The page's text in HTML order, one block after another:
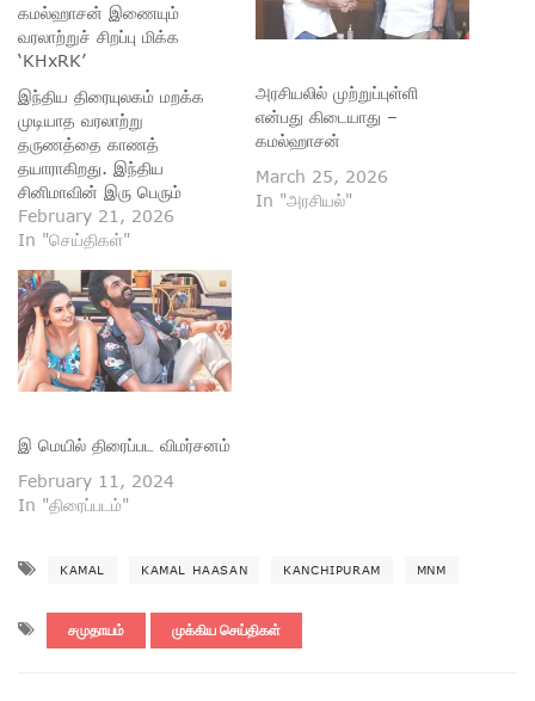
கமல்ஹாசன் இணையும்
வரலாற்றுச் சிறப்பு மிக்க
‘KHxRK’
இந்திய திரையுலகம் மறக்க
முடியாத வரலாற்று
தருணத்தை காணத்
தயாராகிறது. இந்திய
சினிமாவின் இரு பெரும்
நாயகர்கள் — ரஜினிகாந்த்
மற்றும் கமல்ஹாசன் — 47
ஒரே படத்தில் இணைகின்றனர்.
தற்காலிகமாக “KHxRK” எனப்
பெயரிடப்பட்டுள்ள இந்த
மாபெரும் திரைப்படம்,
ரசிகர்களுக்கு ஒருமுறை
1970களின் இறுதியில்
கடைசியாக இணைந்து நடித்த
இந்த இரு திரை
February 21, 2026
In "செய்திகள்"
அரசியலில் முற்றுப்புள்ளி
என்பது கிடையாது –
கமல்ஹாசன்
March 25, 2026
In "அரசியல்"
இ மெயில் திரைப்பட விமர்சனம்
February 11, 2024
In "திரைப்படம்"
KAMAL KAMAL HAASAN KANCHIPURAM MNM
சமுதாயம் முக்கிய செய்திகள்